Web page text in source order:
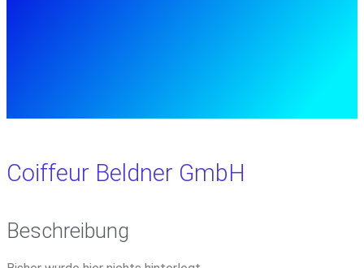
Coiffeur Beldner GmbH
Beschreibung